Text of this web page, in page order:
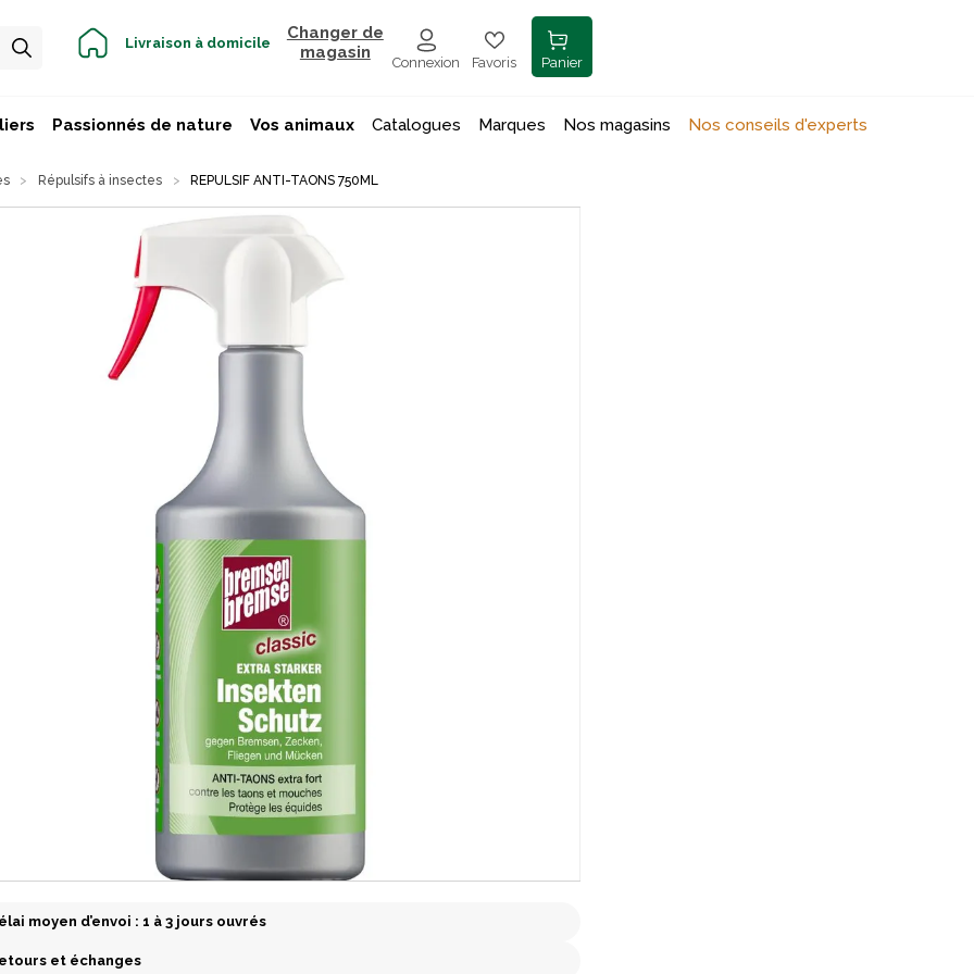
Livraison à domicile
Changer de
magasin
Connexion Favoris Panier
Passionnés de nature Vos animaux Catalogues Marques Nos magasins Nos conseils d'experts
Répulsifs à insectes REPULSIF ANTI-TAONS 750ML
moyen d’envoi : 1 à 3 jours ouvrés
et échanges